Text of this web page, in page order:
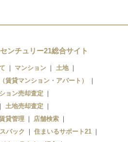
ンチュリー21総合サイト
マンション
土地
賃貸マンション・アパート）
ョン売却査定
土地売却査定
貸管理
店舗検索
バック
住まいるサポート21